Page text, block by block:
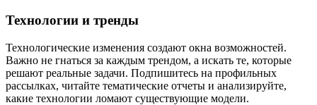
Технологии и тренды
Технологические изменения создают окна возможностей.
Важно не гнаться за каждым трендом, а искать те, которые
решают реальные задачи. Подпишитесь на профильных
рассылках, читайте тематические отчеты и анализируйте,
какие технологии ломают существующие модели.